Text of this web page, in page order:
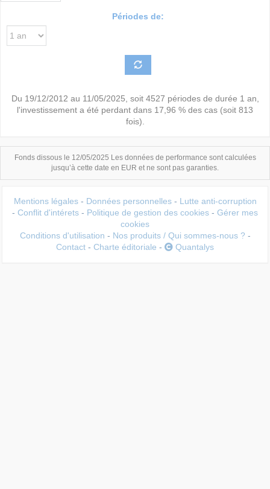
Périodes de:
Du 19/12/2012 au 11/05/2025 , soit 4527 périodes de durée 1 an
l'investissement a été perdant dans 17,96 % des cas (soit 813
fois).
Fonds dissous le 12/05/2025 Les données de performance sont calculées
jusqu’à cette date en EUR et ne sont pas garanties.
Mentions légales - Données personnelles - Lutte anti-corruption
- Conflit d'intérets - Politique de gestion des cookies - Gérer mes
cookies
Conditions d'utilisation - Nos produits / Qui sommes-nous ? -
Contact - Charte éditoriale - Quantalys